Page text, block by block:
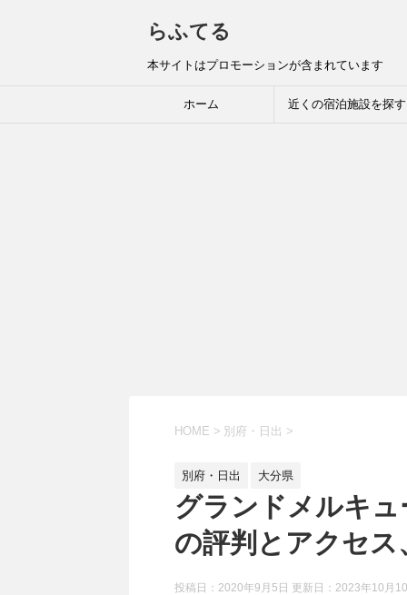
らふてる
本サイトはプロモーションが含まれています
ホーム 近くの宿泊施設を探す
HOME > 別府・日出 >
別府・日出 大分県
グランドメルキ
の評判とアクセ
投稿日：2020年9月5日 更新日： 2023年10月